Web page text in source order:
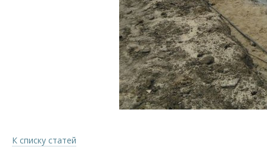
К списку статей